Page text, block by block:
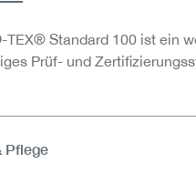
TEX® Standard 100 ist ein
Prüf- und
Pflege